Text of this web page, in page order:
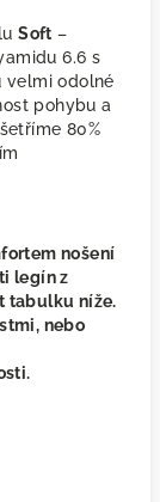
Soft –
6.6 s
velmi odolné
pohybu a
80%
nošení
legín z
tabulku níže.
nebo